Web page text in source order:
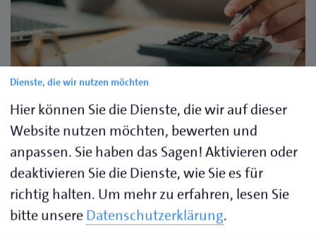
@adobestock
Gebühren der Handwerkskammer
Flensburg
Die Handwerkskammer Flensburg ist als Körperschaft
des öffentlichen Rechts verpflichtet, für bestimmte
Amtshandlungen Gebühren zu erheben. Die Höhe der
Dienste, die wir nutzen möchten
Hier können Sie die Dienste, die wir auf dieser
Website nutzen möchten, bewerten und
anpassen. Sie haben das Sagen! Aktivieren oder
deaktivieren Sie die Dienste, wie Sie es für
richtig halten. Um mehr zu erfahren, lesen Sie
bitte unsereDatenschutzerklärung.